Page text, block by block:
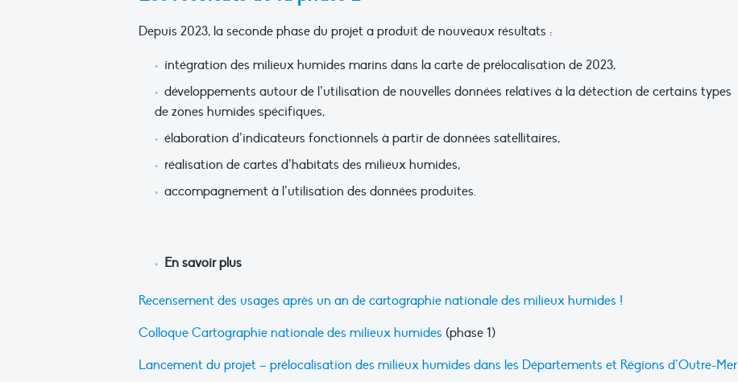
Depuis 2023, la seconde phase du projet a produit de nouveaux résultats :
intégration des milieux humides marins dans la carte de prélocalisation de 2023,
développements autour de l’utilisation de nouvelles données relatives à la détection de certains types
de zones humides spécifiques,
élaboration d’indicateurs fonctionnels à partir de données satellitaires,
réalisation de cartes d’habitats des milieux humides,
accompagnement à l’utilisation des données produites.
En savoir plus
Recensement des usages après un an de cartographie nationale des milieux humides !
Colloque Cartographie nationale des milieux humides (phase 1)
Lancement du projet – prélocalisation des milieux humides dans les Départements et Régions d’Outre-Mer